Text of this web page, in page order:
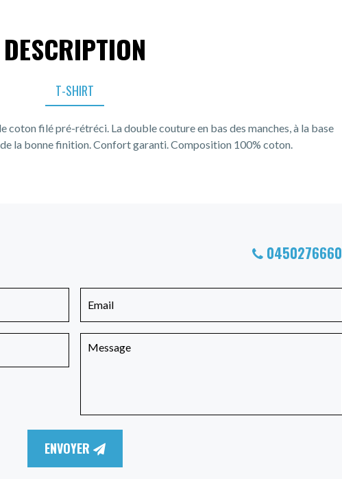
DESCRIPTION
T-SHIRT
coton filé pré-rétréci. La double couture en bas des manches, à la base
la bonne finition. Confort garanti. Composition 100% coton.
0450276660
ENVOYER